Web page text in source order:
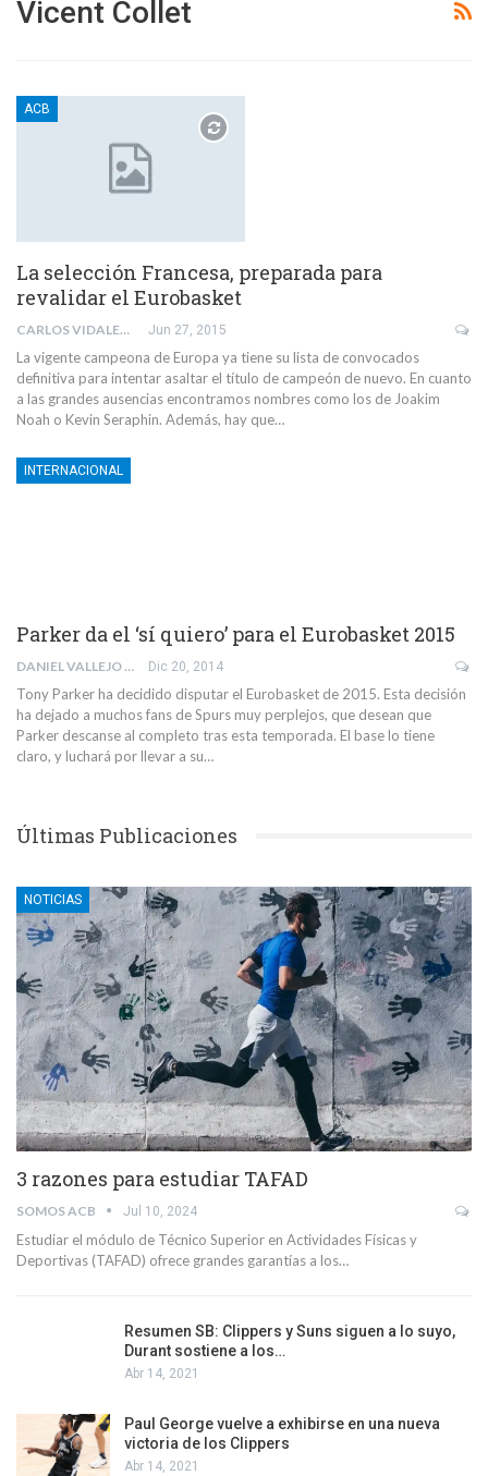
Vicent Collet
ACB
La selección Francesa, preparada para
revalidar el Eurobasket
CARLOS VIDALES DE LA VEGA Jun 27, 2015
La vigente campeona de Europa ya tiene su lista de convocados
definitiva para intentar asaltar el título de campeón de nuevo. En cuanto
a las grandes ausencias encontramos nombres como los de Joakim
Noah o Kevin Seraphin. Además, hay que…
INTERNACIONAL
Parker da el ‘sí quiero’ para el Eurobasket 2015
DANIEL VALLEJO BAÑEZ Dic 20, 2014
Tony Parker ha decidido disputar el Eurobasket de 2015. Esta decisión
ha dejado a muchos fans de Spurs muy perplejos, que desean que
Parker descanse al completo tras esta temporada. El base lo tiene
claro, y luchará por llevar a su…
Últimas Publicaciones
NOTICIAS
3 razones para estudiar TAFAD
SOMOS ACB Jul 10, 2024
Estudiar el módulo de Técnico Superior en Actividades Físicas y
Deportivas (TAFAD) ofrece grandes garantías a los…
Resumen SB: Clippers y Suns siguen a lo suyo,
Durant sostiene a los…
Abr 14, 2021
Paul George vuelve a exhibirse en una nueva
victoria de los Clippers
Abr 14, 2021